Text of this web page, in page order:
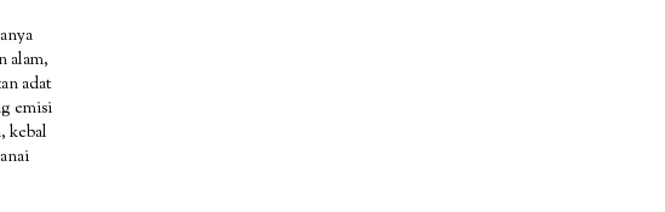
alam,
adat
emisi
kebal